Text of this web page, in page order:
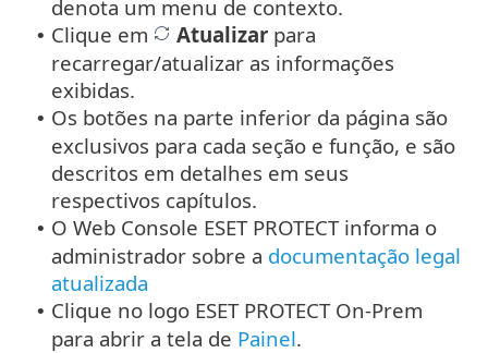
denota um menu de contexto.
• Clique em Atualizar para
recarregar/atualizar as informações
exibidas.
• Os botões na parte inferior da página são
exclusivos para cada seção e função, e são
descritos em detalhes em seus
respectivos capítulos.
• O Web Console ESET PROTECT informa o
administrador sobre a documentação legal
atualizada
• Clique no logo ESET PROTECT On-Prem
para abrir a tela de Painel.